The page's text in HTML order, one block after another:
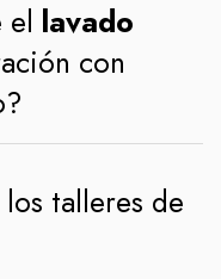
el lavado
con
talleres de